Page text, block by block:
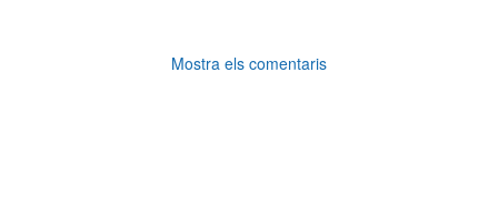
Mostra els comentaris